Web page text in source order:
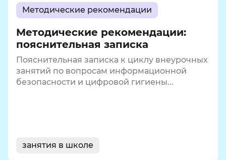
Методические рекомендации
Методические рекомендации:
пояснительная записка
Пояснительная записка к циклу внеурочных
занятий по вопросам информационной
безопасности и цифровой гигиены...
занятия в школе